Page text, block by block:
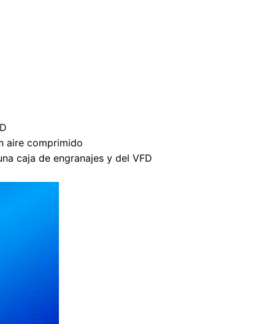
aire comprimido
caja de engranajes y del VFD